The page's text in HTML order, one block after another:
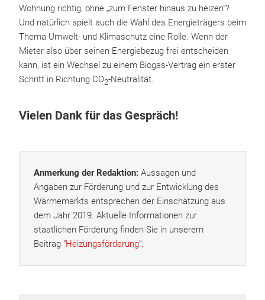
Wohnung richtig, ohne „zum Fenster hinaus zu heizen“?
Und natürlich spielt auch die Wahl des Energieträgers beim
Thema Umwelt- und Klimaschutz eine Rolle. Wenn der
Mieter also über seinen Energiebezug frei entscheiden
kann, ist ein Wechsel zu einem Biogas-Vertrag ein erster
Schritt in Richtung CO2-Neutralität.
Vielen Dank für das Gespräch!
Anmerkung der Redaktion: Aussagen und
Angaben zur Förderung und zur Entwicklung des
Wärmemarkts entsprechen der Einschätzung aus
dem Jahr 2019. Aktuelle Informationen zur
staatlichen Förderung finden Sie in unserem
Beitrag "Heizungsförderung".